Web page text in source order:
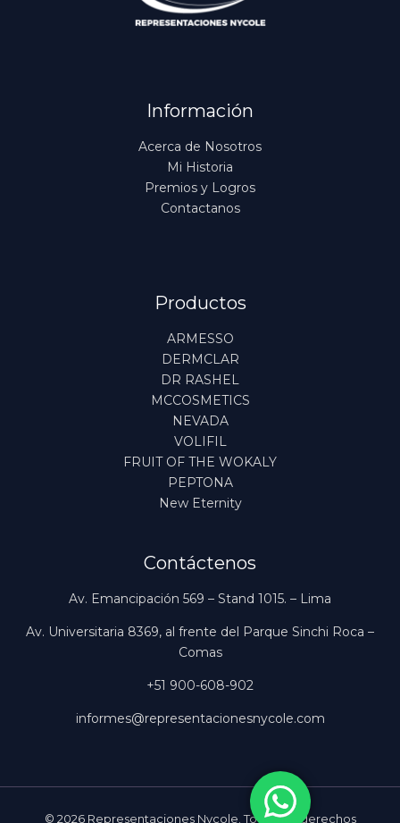
Información
Acerca de Nosotros
Mi Historia
Premios y Logros
Contactanos
Productos
ARMESSO
DERMCLAR
DR RASHEL
MCCOSMETICS
NEVADA
VOLIFIL
FRUIT OF THE WOKALY
PEPTONA
New Eternity
Contáctenos
Av. Emancipación 569 – Stand 1015. – Lima
Av. Universitaria 8369, al frente del Parque Sinchi Roca –
Comas
+51 900-608-902
informes@representacionesnycole.com
© 2026 Representaciones Nycole. Todos los derechos